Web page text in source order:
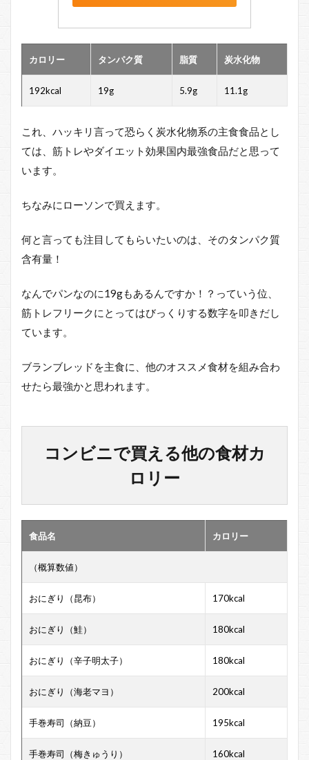
カロリー タンパク質 脂質 炭水化物
192kcal 19g 5.9g 11.1g
これ、ハッキリ言って恐らく炭水化物系の主食食品とし
ては、筋トレやダイエット効果国内最強食品だと思って
います。
ちなみにローソンで買えます。
何と言っても注目してもらいたいのは、そのタンパク質
含有量！
なんでパンなのに19gもあるんですか！？っていう位、
筋トレフリークにとってはびっくりする数字を叩きだし
ています。
ブランブレッドを主食に、他のオススメ食材を組み合わ
せたら最強かと思われます。
コンビニで買える他の食材カ
ロリー
食品名 カロリー
（概算数値）
おにぎり（昆布） 170kcal
おにぎり（鮭） 180kcal
おにぎり（辛子明太子） 180kcal
おにぎり（海老マヨ） 200kcal
手巻寿司（納豆） 195kcal
手巻寿司（梅きゅうり） 160kcal